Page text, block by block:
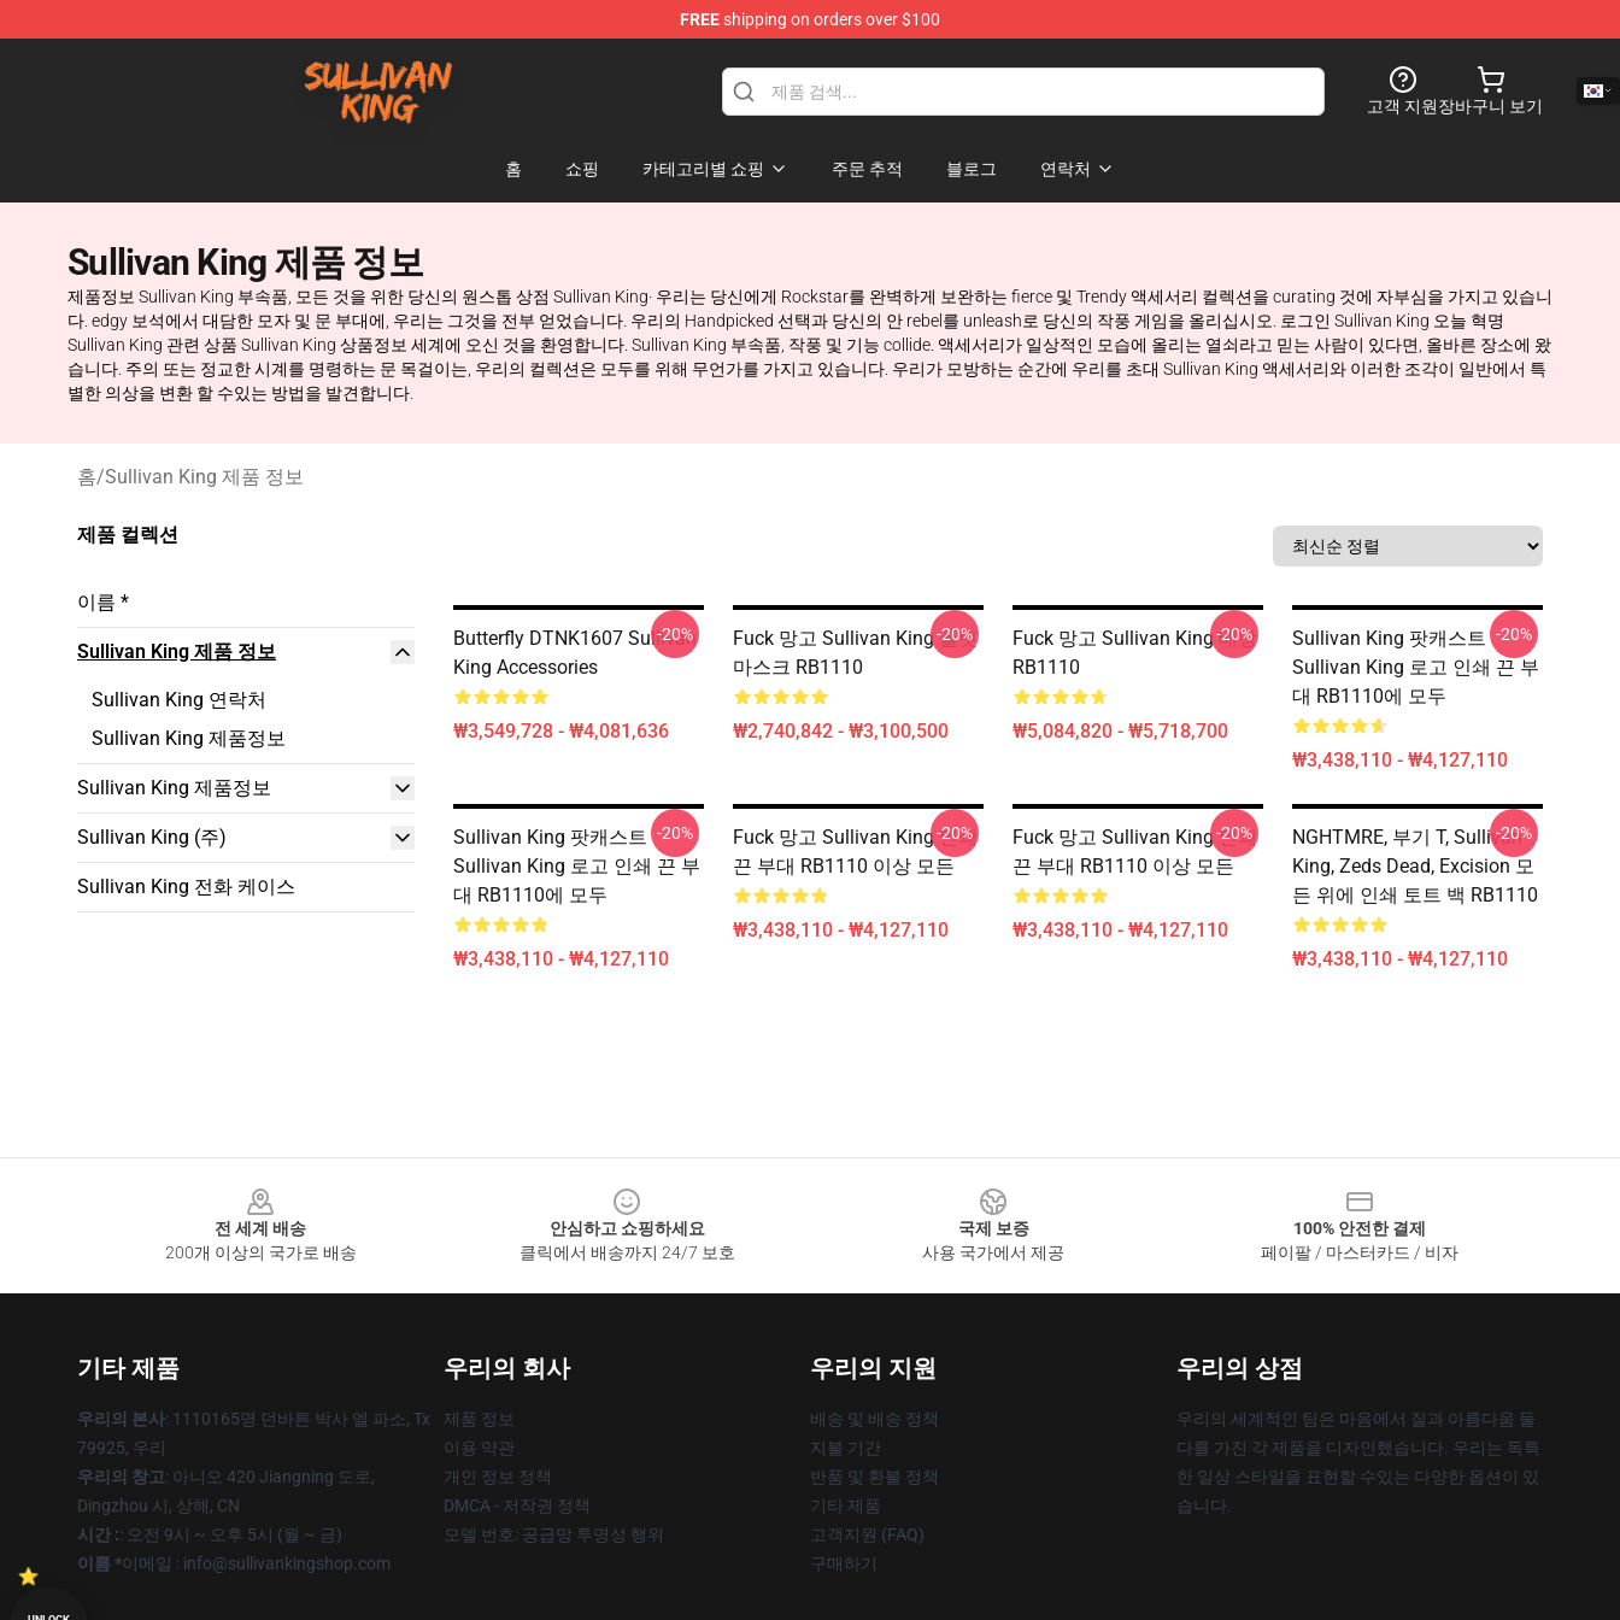
FREEshipping on orders over $100
Sullivan King Shop - Official Sullivan King Merchandise Store
고객 지원장바구니 보기
홈 쇼핑 카테고리별 쇼핑 주문 추적 블로그 연락처
Sullivan King 제품 정보
제품정보 Sullivan King 부속품, 모든 것을 위한 당신의 원스톱 상점 Sullivan King· 우리는 당신에게 Rockstar를 완벽하게 보완하는 fierce 및 Trendy 액세서리 컬렉션을 curating 것에 자부심을 가지고 있습니
다. edgy 보석에서 대담한 모자 및 문 부대에, 우리는 그것을 전부 얻었습니다. 우리의 Handpicked 선택과 당신의 안 rebel를 unleash로 당신의 작풍 게임을 올리십시오. 로그인 Sullivan King 오늘 혁명
Sullivan King 관련 상품 Sullivan King 상품정보 세계에 오신 것을 환영합니다. Sullivan King 부속품, 작풍 및 기능 collide. 액세서리가 일상적인 모습에 올리는 열쇠라고 믿는 사람이 있다면, 올바른 장소에 왔
습니다. 주의 또는 정교한 시계를 명령하는 문 목걸이는, 우리의 컬렉션은 모두를 위해 무언가를 가지고 있습니다. 우리가 모방하는 순간에 우리를 초대 Sullivan King 액세서리와 이러한 조각이 일반에서 특
별한 의상을 변환 할 수있는 방법을 발견합니다.
홈/Sullivan King 제품 정보
제품 컬렉션
이름 *
Sullivan King 제품 정보
Sullivan King 연락처
Sullivan King 제품정보
Sullivan King 제품정보
Sullivan King (주)
Sullivan King 전화 케이스
Butterfly DTNK1607 Sullivan
King Accessories
₩3,549,728 - ₩4,081,636
-20%
Fuck 망고 Sullivan King 플랫
마스크 RB1110
₩2,740,842 - ₩3,100,500
-20%
Fuck 망고 Sullivan King 배낭
RB1110
₩5,084,820 - ₩5,718,700
-20%
Sullivan King 팟캐스트
Sullivan King 로고 인쇄 끈 부
대 RB1110에 모두
₩3,438,110 - ₩4,127,110
-20%
Sullivan King 팟캐스트
Sullivan King 로고 인쇄 끈 부
대 RB1110에 모두
₩3,438,110 - ₩4,127,110
-20%
Fuck 망고 Sullivan King 인쇄
끈 부대 RB1110 이상 모든
₩3,438,110 - ₩4,127,110
-20%
Fuck 망고 Sullivan King 인쇄
끈 부대 RB1110 이상 모든
₩3,438,110 - ₩4,127,110
-20%
NGHTMRE, 부기 T, Sullivan
King, Zeds Dead, Excision 모
든 위에 인쇄 토트 백 RB1110
₩3,438,110 - ₩4,127,110
-20%
전 세계 배송
200개 이상의 국가로 배송
안심하고 쇼핑하세요
클릭에서 배송까지 24/7 보호
국제 보증
사용 국가에서 제공
100% 안전한 결제
페이팔 / 마스터카드 / 비자
기타 제품
우리의 본사: 1110165명 던바튼 박사 엘 파소, Tx
79925, 우리
우리의 창고: 아니오 420 Jiangning 도로,
Dingzhou 시, 상해, CN
시간 :: 오전 9시 ~ 오후 5시 (월 ~ 금)
이름 *이메일 : info@sullivankingshop.com
우리의 회사
제품 정보
이용 약관
개인 정보 정책
DMCA - 저작권 정책
모델 번호: 공급망 투명성 행위
우리의 지원
배송 및 배송 정책
지불 기간
반품 및 환불 정책
기타 제품
고객지원 (FAQ)
구매하기
우리의 상점
우리의 세계적인 팀은 마음에서 질과 아름다움 둘
다를 가진 각 제품을 디자인했습니다. 우리는 독특
한 일상 스타일을 표현할 수있는 다양한 옵션이 있
습니다.